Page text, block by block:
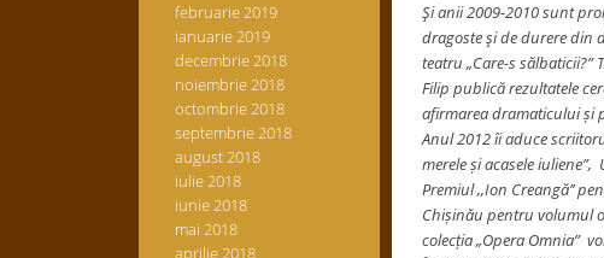
februarie 2019
ianuarie 2019
decembrie 2018
noiembrie 2018
octombrie 2018
septembrie 2018
august 2018
iulie 2018
iunie 2018
mai 2018
aprilie 2018
Şi anii 2009-2010 sunt
dragoste şi de durere din
teatru „Care-s
Filip publică rezultatele
afirmarea dramaticului și
Anul 2012 îi aduce
merele și acasele
Premiul ,,Ion Creangă’’
Chișinău pentru volumul
colecția „Opera Omnia”